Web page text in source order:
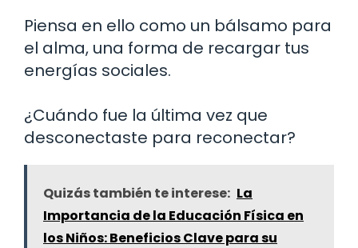
Piensa en ello como un bálsamo para
el alma, una forma de recargar tus
energías sociales.
¿Cuándo fue la última vez que
desconectaste para reconectar?
Quizás también te interese: La
Importancia de la Educación Física en
los Niños: Beneficios Clave para su